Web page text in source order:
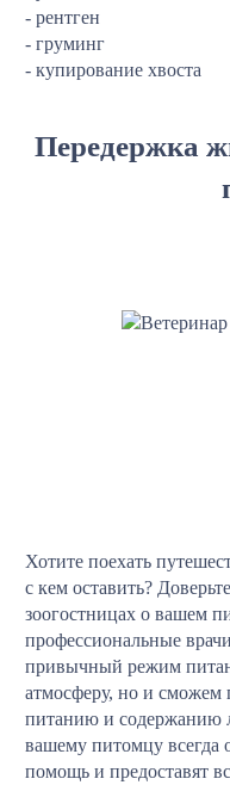
- рентген
- груминг
- купирование хвоста
Передержка
Хотите поехать
с кем оставить?
зоогостницах о вашем
профессиональные
привычный режим
атмосферу, но и сможем
питанию и содержанию
вашему питомцу
помощь и предоставят